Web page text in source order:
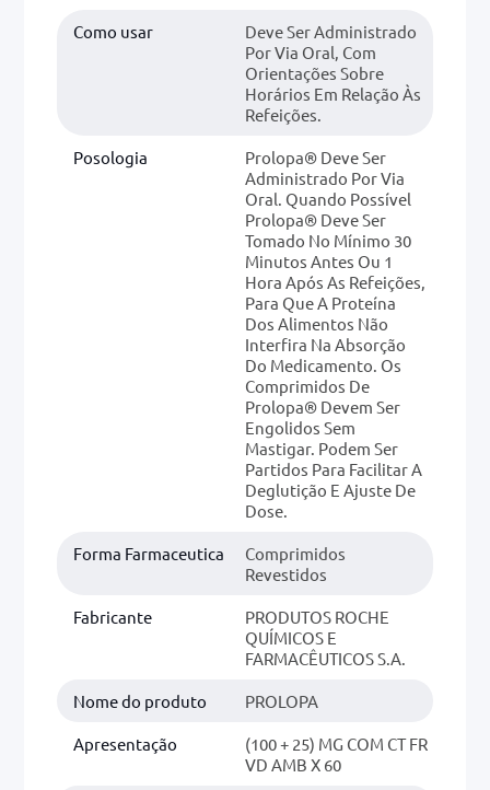
Como usar
Deve Ser Administrado
Por Via Oral, Com
Orientações Sobre
Horários Em Relação Às
Refeições.
Posologia
Prolopa® Deve Ser
Administrado Por Via
Oral. Quando Possível
Prolopa® Deve Ser
Tomado No Mínimo 30
Minutos Antes Ou 1
Hora Após As Refeições,
Para Que A Proteína
Dos Alimentos Não
Interfira Na Absorção
Do Medicamento. Os
Comprimidos De
Prolopa® Devem Ser
Engolidos Sem
Mastigar. Podem Ser
Partidos Para Facilitar A
Deglutição E Ajuste De
Dose.
Forma Farmaceutica
Comprimidos
Revestidos
Fabricante
PRODUTOS ROCHE
QUÍMICOS E
FARMACÊUTICOS S.A.
Nome do produto PROLOPA
Apresentação
(100 + 25) MG COM CT FR
VD AMB X 60